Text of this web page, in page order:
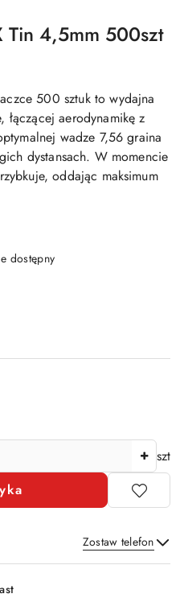
Tin 4,5mm 500szt
500 sztuk to wydajna
łączącej aerodynamikę z
wadze 7,56 graina
dystansach. W momencie
oddając maksimum
dostępny
szt
Zostaw telefon